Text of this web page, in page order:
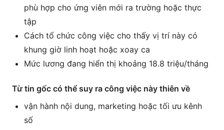
phù hợp cho ứng viên mới ra trường hoặc thực
tập
Cách tổ chức công việc cho thấy vị trí này có
khung giờ linh hoạt hoặc xoay ca
Mức lương đang hiển thị khoảng 18.8 triệu/tháng
Từ tin gốc có thể suy ra công việc này thiên về
vận hành nội dung, marketing hoặc tối ưu kênh
số